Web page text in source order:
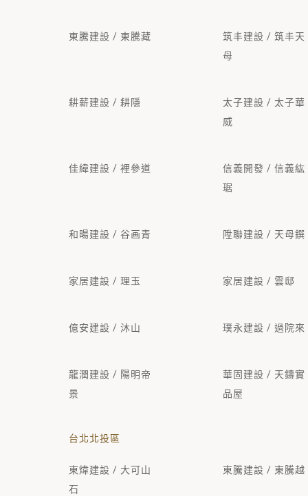
東騰建設 / 東騰藏
筑丰建設 / 筑丰天
母
耕薪建設 / 耕隱
太子建設 / 太子華
威
佳緯建設 / 裡參道
信義開發 / 信義紘
琚
和暘建設 / 谷画青 陞聯建設 / 天母鐉
家居建設 / 理玉 家居建設 / 雲邸
億安建設 / 沐山 璞永建設 / 過院來
龍潤建設 / 陽明帝
景
華固建設 / 天鑄實
品屋
台北北投區
東煒建設 / 大可山
石
東騰建設 / 東騰越